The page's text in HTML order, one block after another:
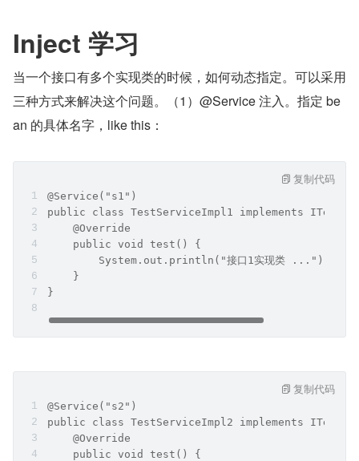
Inject 学习
当一个接口有多个实现类的时候，如何动态指定。可以采用
三种方式来解决这个问题。（1）@Service 注入。指定 be
an 的具体名字，like this：
@Service("s1")
public class TestServiceImpl1 implements
    @Override
    public void test() {
        System.out.println("接口1实现类 ...");
    }
}
复制代码
@Service("s2")
public class TestServiceImpl2 implements
    @Override
    public void test() {
复制代码